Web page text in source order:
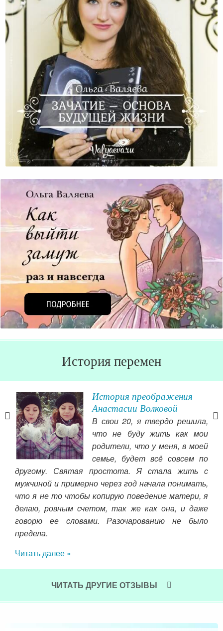
Зачатие – Основа Будущей Жизни
История перемен
История преображения
Анастасии Волковой
В свои 20, я твердо решила,
что не буду жить как мои
родители, что у меня, в моей
семье, будет всё совсем по
другому. Святая простота. Я стала жить с
мужчиной и примерно через год начала понимать,
что я не то чтобы копирую поведение матери, я
делаю, ровным счетом, так же как она, и даже
говорю ее словами. Разочарованию не было
предела.
Читать далее »
ЧИТАТЬ ДРУГИЕ ОТЗЫВЫ